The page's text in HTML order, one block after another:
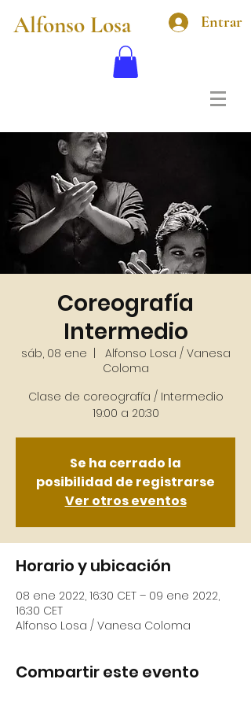
Alfonso Losa Entrar
Coreografía
Intermedio
sáb, 08 ene
  |
Alfonso Losa / Vanesa
Coloma
Clase de coreografía / Intermedio
19:00 a 20:30
Se ha cerrado la
posibilidad de registrarse
Ver otros eventos
Horario y ubicación
08 ene 2022, 16:30 CET – 09 ene 2022,
16:30 CET
Alfonso Losa / Vanesa Coloma
Compartir este evento